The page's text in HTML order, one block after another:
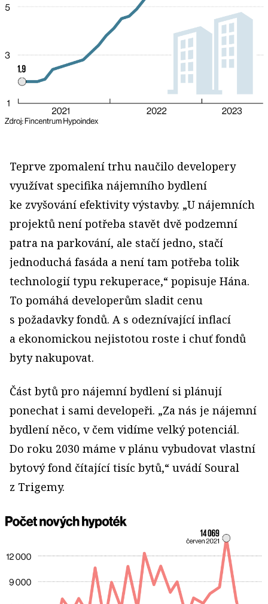
Teprve zpomalení trhu naučilo developery
využívat specifika nájemního bydlení
ke zvyšování efektivity výstavby. „U nájemních
projektů není potřeba stavět dvě podzemní
patra na parkování, ale stačí jedno, stačí
jednoduchá fasáda a není tam potřeba tolik
technologií typu rekuperace,“ popisuje Hána.
To pomáhá developerům sladit cenu
s požadavky fondů. A s odeznívající inflací
a ekonomickou nejistotou roste i chuť fondů
byty nakupovat.
Část bytů pro nájemní bydlení si plánují
ponechat i sami developeři. „Za nás je nájemní
bydlení něco, v čem vidíme velký potenciál.
Do roku 2030 máme v plánu vybudovat vlastní
bytový fond čítající tisíc bytů,“ uvádí Soural
z Trigemy.